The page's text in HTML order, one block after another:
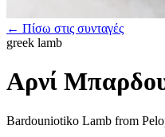
← Πίσω στις συνταγές
greek lamb
Αρνί
Bardouniotiko Lamb from